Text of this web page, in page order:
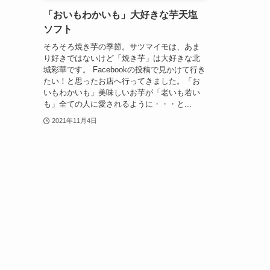
「おいもわかいも」大好きな芋天塩
ソフト
そろそろ焼き芋の季節。サツマイモは、あま
り好きではないけど「焼き芋」は大好きな北
城彩華です。 Facebookの投稿で見かけて行き
たい！と思ったお店へ行ってきました。「お
いもわかいも」美味しいお芋が「老いも若い
も」全ての人に愛されるように・・・と...
2021年11月4日